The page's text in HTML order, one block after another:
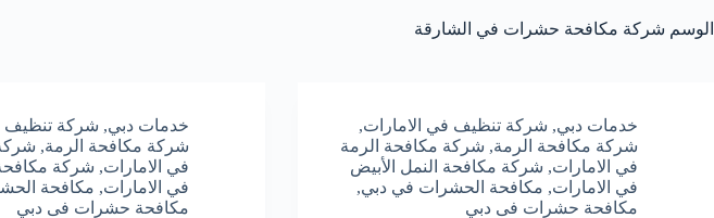
الوسم شركة مكافحة حشرات في الشارقة
خدمات دبي, شركة تنظيف في الامارات,
شركة مكافحة الرمة, شركة مكافحة الرمة
في الامارات, شركة مكافحة النمل الأبيض
في الامارات, مكافحة الحشرات في دبي,
مكافحة حشرات فى دبي
خدمات دبي, شركة تنظيف
شركة مكافحة الرمة,
في الامارات, شركة
في الامارات, مكافحة
مكافحة حشرات فى دبي